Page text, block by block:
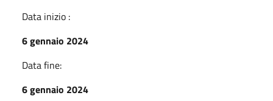
Data inizio :
6 gennaio 2024
Data fine:
6 gennaio 2024